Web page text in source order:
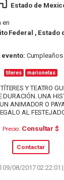
Estado de
en
Federal , Estado
evento: Cumpleaños
títeres marionetas
Y TEATRO
DURACIÓN. UNA
ANIMADOR O
AL
Precio: Consultar $
Contactar
09/08/2017 02:22:01